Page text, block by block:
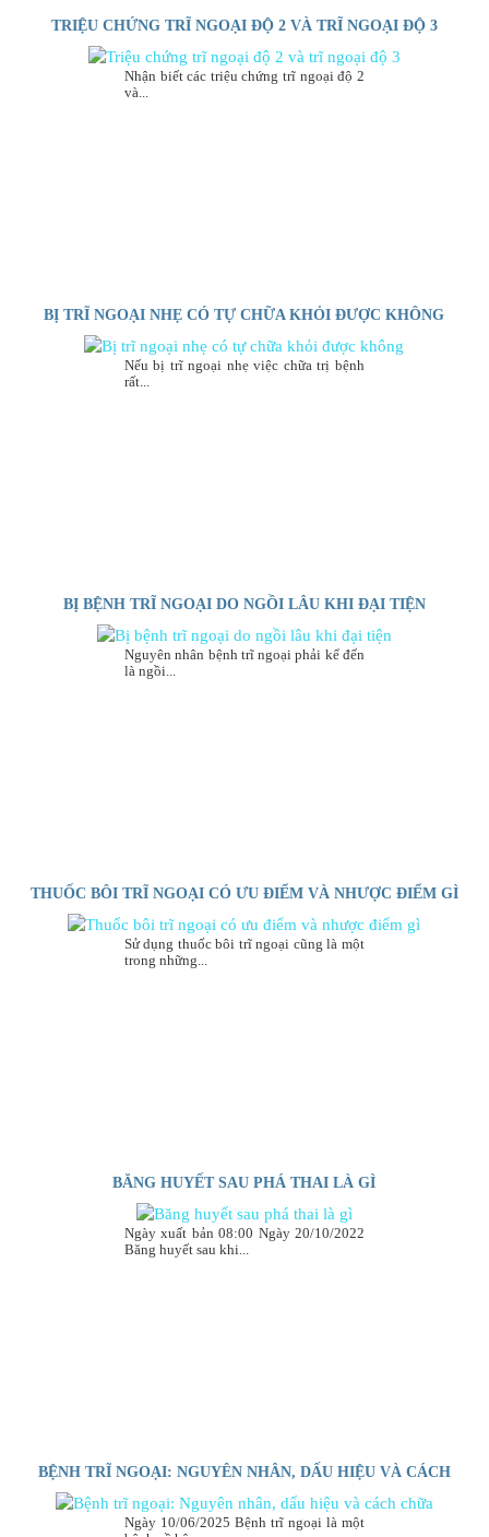
TRIỆU CHỨNG TRĨ NGOẠI ĐỘ 2 VÀ TRĨ NGOẠI ĐỘ 3
Nhận biết các triệu chứng trĩ ngoại độ 2
và...
BỊ TRĨ NGOẠI NHẸ CÓ TỰ CHỮA KHỎI ĐƯỢC KHÔNG
Nếu bị trĩ ngoại nhẹ việc chữa trị bệnh
rất...
BỊ BỆNH TRĨ NGOẠI DO NGỒI LÂU KHI ĐẠI TIỆN
Nguyên nhân bệnh trĩ ngoại phải kể đến
là ngồi...
THUỐC BÔI TRĨ NGOẠI CÓ ƯU ĐIỂM VÀ NHƯỢC ĐIỂM GÌ
Sử dụng thuốc bôi trĩ ngoại cũng là một
trong những...
BĂNG HUYẾT SAU PHÁ THAI LÀ GÌ
Ngày xuất bản 08:00 Ngày 20/10/2022
Băng huyết sau khi...
BỆNH TRĨ NGOẠI: NGUYÊN NHÂN, DẤU HIỆU VÀ CÁCH
CHỮA
Ngày 10/06/2025 Bệnh trĩ ngoại là một